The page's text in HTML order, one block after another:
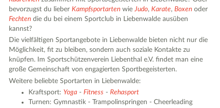
bevorzugst du lieberKampfsportarten wieJudo,Karate,Boxen oder
Fechten die du bei einem Sportclub in Liebenwalde ausüben
kannst?
Die vielfältigen Sportangebote in Liebenwalde bieten nicht nur die
Möglichkeit, fit zu bleiben, sondern auch soziale Kontakte zu
knüpfen. Im Sportschützenverein Liebenthal e.V. findet man eine
große Gemeinschaft von engagierten Sportbegeisterten.
Weitere beliebte Sportarten in Liebenwalde:
Kraftsport: Yoga -Fitness -Rehasport
Turnen: Gymnastik - Trampolinspringen - Cheerleading